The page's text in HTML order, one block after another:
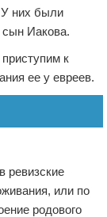
У них были
сын Иакова.
к
ее у евреев.
ревизские
или по
родового